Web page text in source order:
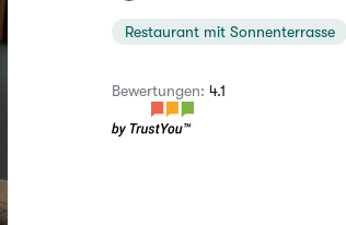
Bewertungen: 4.1
Restaurant mit Sonnenterrasse